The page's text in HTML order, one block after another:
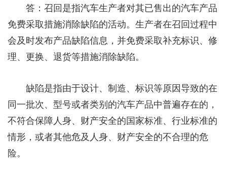
答：召回是指汽车生产者对其已售出的汽车产品
免费采取措施消除缺陷的活动。生产者在召回过程中
会及时发布产品缺陷信息，并免费采取补充标识、修
理、更换、退货等措施消除缺陷。
缺陷是指由于设计、制造、标识等原因导致的在
同一批次、型号或者类别的汽车产品中普遍存在的，
不符合保障人身、财产安全的国家标准、行业标准的
情形，或者其他危及人身、财产安全的不合理的危
险。